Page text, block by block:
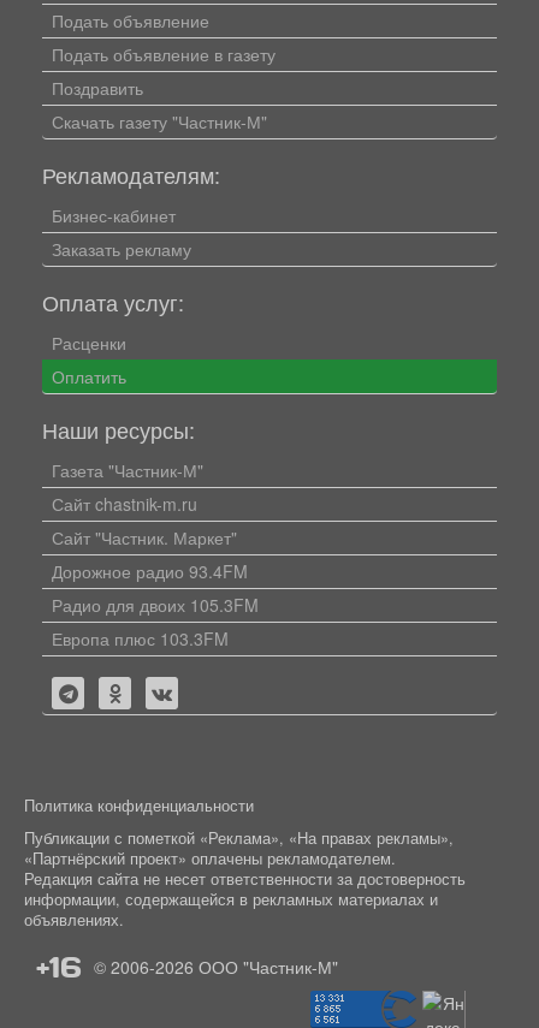
Подать объявление
Подать объявление в газету
Поздравить
Скачать газету "Частник-М"
Рекламодателям:
Бизнес-кабинет
Заказать рекламу
Оплата услуг:
Расценки
Оплатить
Наши ресурсы:
Газета "Частник-М"
Сайт chastnik-m.ru
Сайт "Частник. Маркет"
Дорожное радио 93.4FM
Радио для двоих 105.3FM
Европа плюс 103.3FM
Политика конфиденциальности
Публикации с пометкой «Реклама», «На правах рекламы»,
«Партнёрский проект» оплачены рекламодателем.
Редакция сайта не несет ответственности за достоверность
информации, содержащейся в рекламных материалах и
объявлениях.
+16 © 2006-2026 ООО "Частник-М"